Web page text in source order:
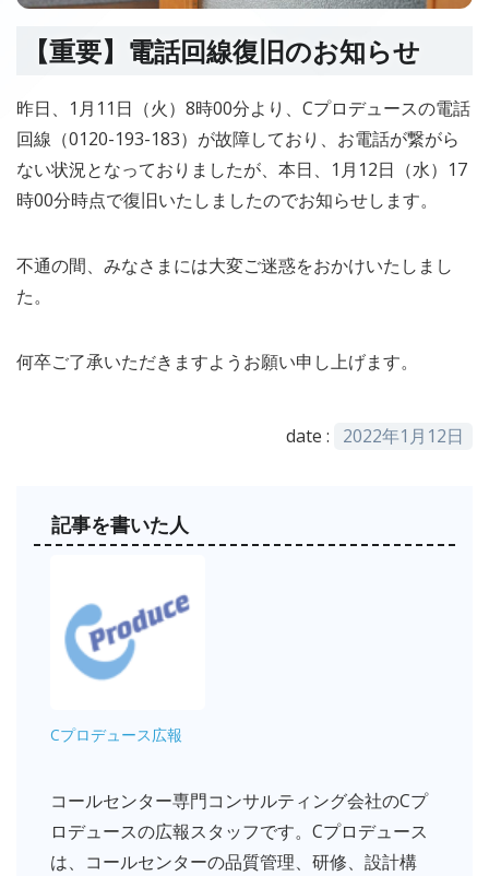
【重要】電話回線復旧のお知らせ
昨日、1月11日（火）8時00分より、Cプロデュースの電話
回線（0120-193-183）が故障しており、お電話が繋がら
ない状況となっておりましたが、本日、1月12日（水）17
時00分時点で復旧いたしましたのでお知らせします。
不通の間、みなさまには大変ご迷惑をおかけいたしまし
た。
何卒ご了承いただきますようお願い申し上げます。
date : 2022年1月12日
記事を書いた人
Cプロデュース広報
コールセンター専門コンサルティング会社のCプ
ロデュースの広報スタッフです。Cプロデュース
は、コールセンターの品質管理、研修、設計構